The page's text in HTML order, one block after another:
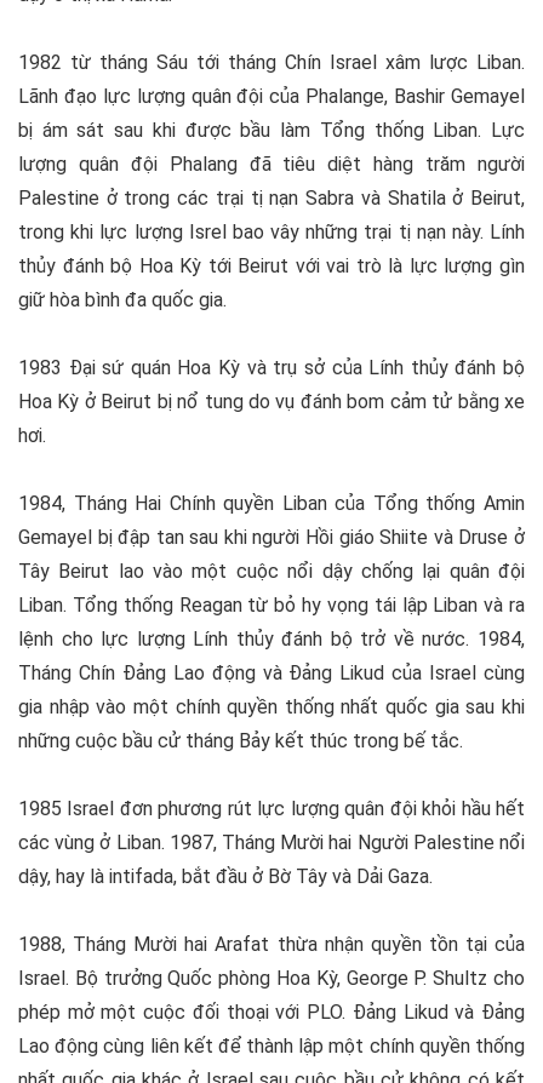
1982 từ tháng Sáu tới tháng Chín Israel xâm lược Liban.
Lãnh đạo lực lượng quân đội của Phalange, Bashir Gemayel
bị ám sát sau khi được bầu làm Tổng thống Liban. Lực
lượng quân đội Phalang đã tiêu diệt hàng trăm người
Palestine ở trong các trại tị nạn Sabra và Shatila ở Beirut,
trong khi lực lượng Isrel bao vây những trại tị nạn này. Lính
thủy đánh bộ Hoa Kỳ tới Beirut với vai trò là lực lượng gìn
giữ hòa bình đa quốc gia.
1983 Đại sứ quán Hoa Kỳ và trụ sở của Lính thủy đánh bộ
Hoa Kỳ ở Beirut bị nổ tung do vụ đánh bom cảm tử bằng xe
hơi.
1984, Tháng Hai Chính quyền Liban của Tổng thống Amin
Gemayel bị đập tan sau khi người Hồi giáo Shiite và Druse ở
Tây Beirut lao vào một cuộc nổi dậy chống lại quân đội
Liban. Tổng thống Reagan từ bỏ hy vọng tái lập Liban và ra
lệnh cho lực lượng Lính thủy đánh bộ trở về nước. 1984,
Tháng Chín Đảng Lao động và Đảng Likud của Israel cùng
gia nhập vào một chính quyền thống nhất quốc gia sau khi
những cuộc bầu cử tháng Bảy kết thúc trong bế tắc.
1985 Israel đơn phương rút lực lượng quân đội khỏi hầu hết
các vùng ở Liban. 1987, Tháng Mười hai Người Palestine nổi
dậy, hay là intifada, bắt đầu ở Bờ Tây và Dải Gaza.
1988, Tháng Mười hai Arafat thừa nhận quyền tồn tại của
Israel. Bộ trưởng Quốc phòng Hoa Kỳ, George P. Shultz cho
phép mở một cuộc đối thoại với PLO. Đảng Likud và Đảng
Lao động cùng liên kết để thành lập một chính quyền thống